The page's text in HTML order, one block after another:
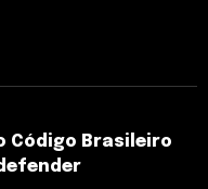
Código Brasileiro